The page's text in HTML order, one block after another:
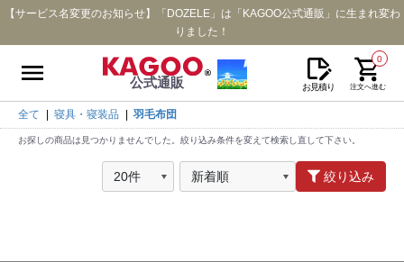
【サービス名変更のお知らせ】「DOZELE」は「KAGOO公式通販」に生まれ変わ
りました！
公式通販 お見積り
0
注文へ進む
全て 寝具・寝装品 羽毛布団
お探しの商品は見つかりませんでした。絞り込み条件を変えて検索し直して下さい。
絞り込み